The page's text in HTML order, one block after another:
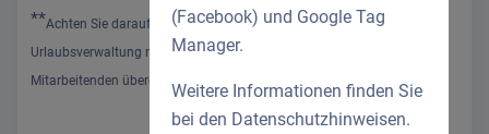
**Achten Sie darauf, dass die Einstellungen außerhalb der
Urlaubsverwaltung mit den Anforderungen des betreffenden
Mitarbeitenden übereinstimmen.
(Facebook) und Google Tag
Manager.
Weitere Informationen finden Sie
bei den Datenschutzhinweisen.